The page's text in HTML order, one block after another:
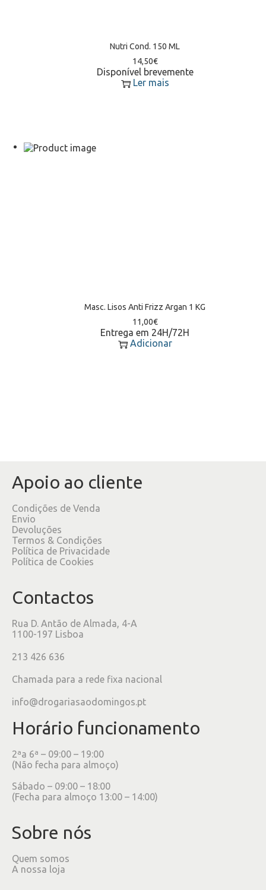
Nutri Cond. 150 ML
14,50€
Disponível brevemente
Ler mais
Masc. Lisos Anti Frizz Argan 1 KG
11,00€
Entrega em 24H/72H
Adicionar
Apoio ao cliente
Condições de Venda
Envio
Devoluções
Termos & Condições
Política de Privacidade
Política de Cookies
Contactos
Rua D. Antão de Almada, 4-A
1100-197 Lisboa
213 426 636
Chamada para a rede fixa nacional
info@drogariasaodomingos.pt
Horário funcionamento
2ªa 6ª – 09:00 – 19:00
(Não fecha para almoço)
Sábado – 09:00 – 18:00
(Fecha para almoço 13:00 – 14:00)
Sobre nós
Quem somos
A nossa loja